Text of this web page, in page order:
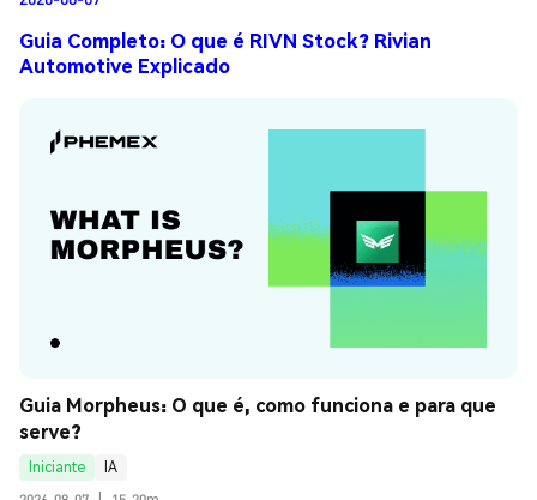
Guia Completo: O que é RIVN Stock? Rivian
Automotive Explicado
Guia Morpheus: O que é, como funciona e para que
serve?
Iniciante
IA